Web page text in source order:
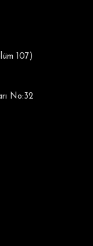
107)
No:32